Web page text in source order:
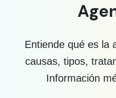
Entiende qué es la
causas, tipos,
Información